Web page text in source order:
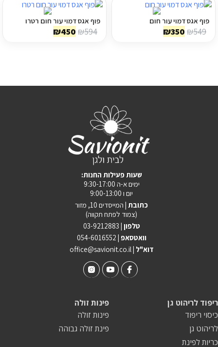
אקססוריז
קטלוג צבעים
אודות
טיפים והמלצות
עבודות אחרונות
צור קשר
הצהרת נגישות
מדיניות פרטיות
התחבר / הרשם
פוף אגס דמוי עור חום
₪549
המחיר
₪350
פוף אגס דמוי עור חום רטרו
₪594
המחיר
₪450
:שעות פעילות החנות
ימים א-ה 9:30-17:00
יום ו 9:00-13:00
כתובת | המייסדים 10, מזור
(צמוד לפתח תקווה)
טלפון | 03-9212883
וואטסאפ | 054-6016552
office@savionit.co.il | דוא"ל
פינות זולה
פינות זולה
פינת זולה גבוהה
ריפוד לריהוט גן
כיסוי ריפוד
לריהוט גן
כריות לפינת